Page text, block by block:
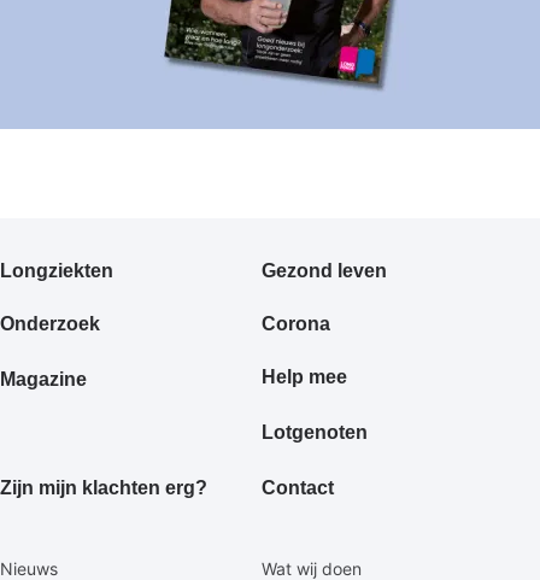
Primair
Longziekten Gezond leven
Onderzoek Corona
Magazine Help mee
Lotgenoten
Zijn mijn klachten erg? Contact
Secundaire
Nieuws
Wat wij doen